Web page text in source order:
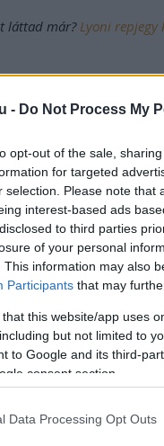
- Do Not Process My
opt-out of the sale,
for targeted
selection. Please note
interest-based ads
to third parties
of your personal
This information may also
Participants that may
that this website/app uses
but not limited to
to Google and its third-
consent section.
Data Processing Opt Outs
láttad már? Lyoni repjegy